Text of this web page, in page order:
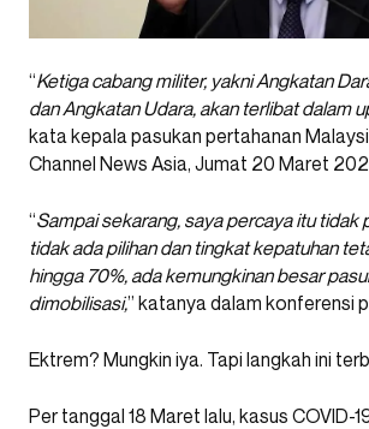
“Ketiga cabang militer, yakni Angkatan
dan Angkatan Udara, akan terlibat dalam
kata kepala pasukan pertahanan
Channel News Asia, Jumat 20 Maret
“Sampai sekarang, saya percaya itu tidak
tidak ada pilihan dan tingkat kepatuhan
hingga 70%, ada kemungkinan besar
dimobilisasi,” katanya dalam konferensi
Ektrem? Mungkin iya. Tapi langkah ini
Per tanggal 18 Maret lalu, kasus COVID-